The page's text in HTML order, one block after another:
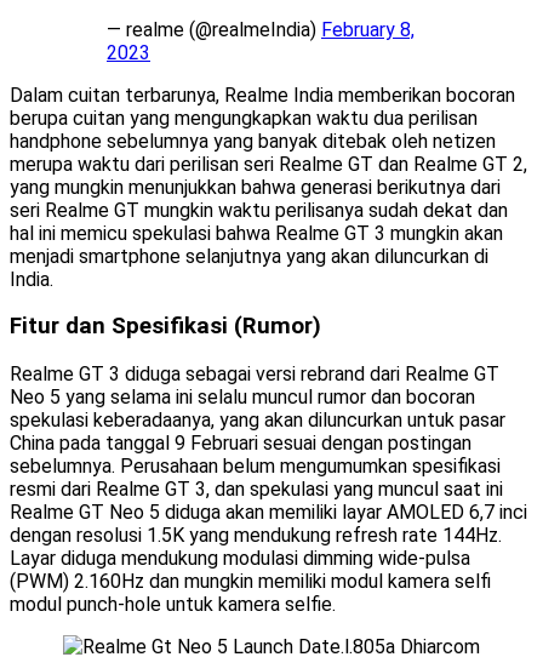
— realme (@realmeIndia) February 8,
2023
Dalam cuitan terbarunya, Realme India memberikan bocoran
berupa cuitan yang mengungkapkan waktu dua perilisan
handphone sebelumnya yang banyak ditebak oleh netizen
merupa waktu dari perilisan seri Realme GT dan Realme GT 2,
yang mungkin menunjukkan bahwa generasi berikutnya dari
seri Realme GT mungkin waktu perilisanya sudah dekat dan
hal ini memicu spekulasi bahwa Realme GT 3 mungkin akan
menjadi smartphone selanjutnya yang akan diluncurkan di
India.
Fitur dan Spesifikasi (Rumor)
Realme GT 3 diduga sebagai versi rebrand dari Realme GT
Neo 5 yang selama ini selalu muncul rumor dan bocoran
spekulasi keberadaanya, yang akan diluncurkan untuk pasar
China pada tanggal 9 Februari sesuai dengan postingan
sebelumnya. Perusahaan belum mengumumkan spesifikasi
resmi dari Realme GT 3, dan spekulasi yang muncul saat ini
Realme GT Neo 5 diduga akan memiliki layar AMOLED 6,7 inci
dengan resolusi 1.5K yang mendukung refresh rate 144Hz.
Layar diduga mendukung modulasi dimming wide-pulsa
(PWM) 2.160Hz dan mungkin memiliki modul kamera selfi
modul punch-hole untuk kamera selfie.